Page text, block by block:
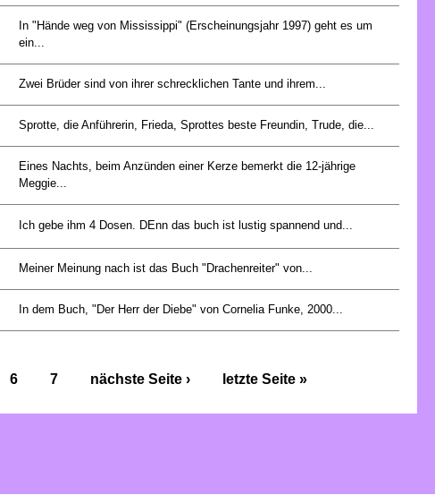
In "Hände weg von Mississippi" (Erscheinungsjahr 1997) geht es um
ein...
Zwei Brüder sind von ihrer schrecklichen Tante und ihrem...
Sprotte, die Anführerin, Frieda, Sprottes beste Freundin, Trude, die...
Eines Nachts, beim Anzünden einer Kerze bemerkt die 12-jährige
Meggie...
Ich gebe ihm 4 Dosen. DEnn das buch ist lustig spannend und...
Meiner Meinung nach ist das Buch "Drachenreiter" von...
In dem Buch, "Der Herr der Diebe" von Cornelia Funke, 2000...
6 7 nächste Seite › letzte Seite »